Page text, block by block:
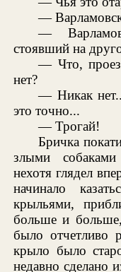
—
—
стоявший на
— Что,
нет?
— Никак
это точно...
— Трогай!
Бричка
злыми
нехотя глядел
начинало
крыльями,
больше и
было отчетливо
крыло было
недавно сделано